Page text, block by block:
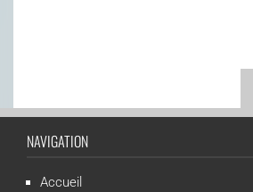
NAVIGATION
Accueil